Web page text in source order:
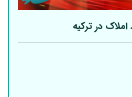
در ترکیه